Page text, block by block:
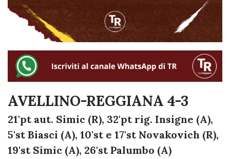
AVELLINO-REGGIANA 4-3
21'pt aut. Simic (R), 32'pt rig. Insigne (A),
5'st Biasci (A), 10'st e 17'st Novakovich (R),
19'st Simic (A), 26'st Palumbo (A)